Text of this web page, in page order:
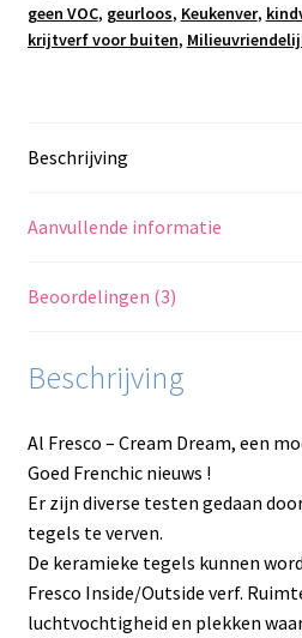
geen VOC, geurloos, Keukenver,
krijtverf voor buiten,
Beschrijving
Aanvullende informatie
Beoordelingen (3)
Beschrijving
Al Fresco – Cream Dream, een
Goed Frenchic nieuws !
Er zijn diverse testen gedaan
tegels te verven.
De keramieke tegels kunnen
Fresco Inside/Outside verf.
luchtvochtigheid en plekken